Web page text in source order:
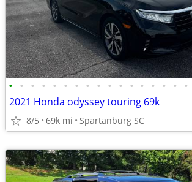
• • • • • • • • • • • • • • • • •
2021 Honda odyssey touring 69k
8/5 69k mi Spartanburg SC